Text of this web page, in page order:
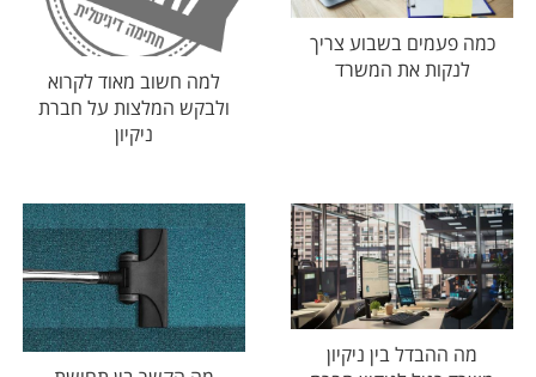
כמה פעמים בשבוע צריך
לנקות את המשרד
למה חשוב מאוד לקרוא
ולבקש המלצות על חברת
ניקיון
מה ההבדל בין ניקיון